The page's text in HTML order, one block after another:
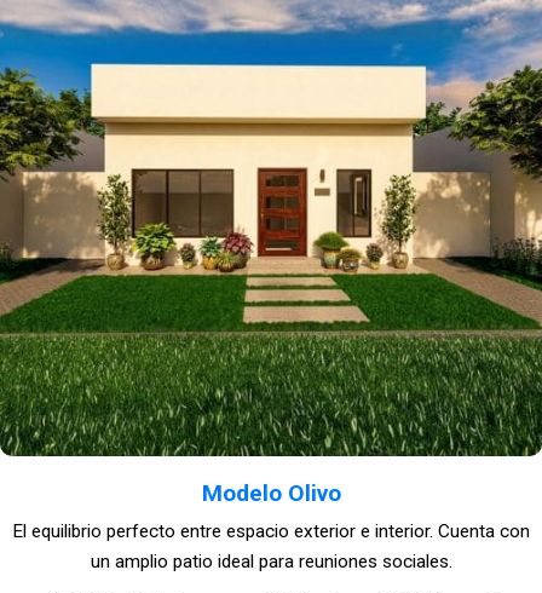
Modelo Olivo
El equilibrio perfecto entre espacio exterior e interior. Cuenta con
un amplio patio ideal para reuniones sociales.